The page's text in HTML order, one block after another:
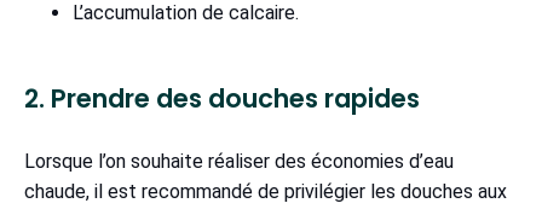
L’accumulation de calcaire.
2. Prendre des douches rapides
Lorsque l’on souhaite réaliser des économies d’eau
chaude, il est recommandé de privilégier les douches aux